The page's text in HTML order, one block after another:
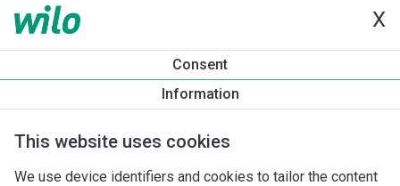
X
Consent
Information
This website uses cookies
We use device identifiers and cookies to tailor the content
Productinformatie